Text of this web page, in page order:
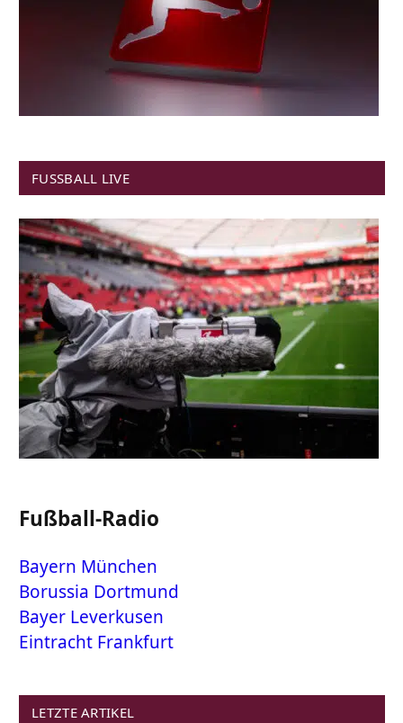
FUSSBALL LIVE
Fußball-Radio
Bayern München
Borussia Dortmund
Bayer Leverkusen
Eintracht Frankfurt
LETZTE ARTIKEL